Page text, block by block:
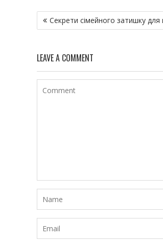
Н
а
и
г
а
а
п
с
Секрети сімейного затишку
LEAVE A COMMENT